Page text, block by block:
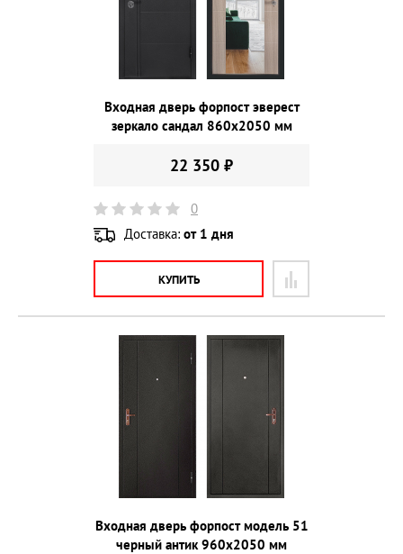
Входная дверь форпост эверест
зеркало сандал 860х2050 мм
22 350 ₽
0
Доставка: от 1 дня
КУПИТЬ
Входная дверь форпост модель 51
черный антик 960х2050 мм